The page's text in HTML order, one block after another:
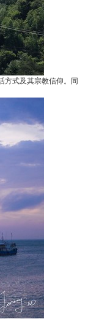
方式及其宗教信仰。同